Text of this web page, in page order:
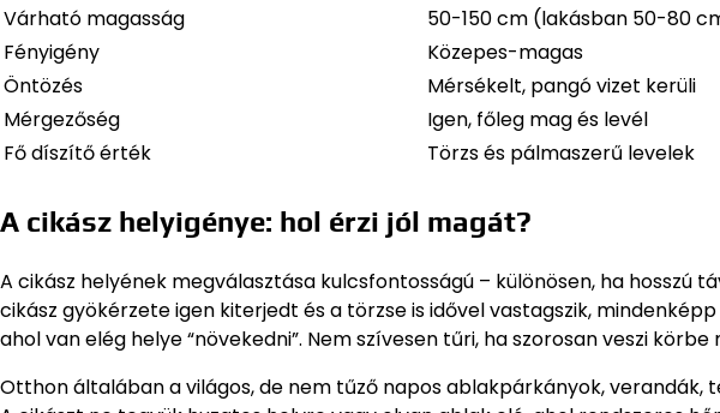
Várható magasság
50-150 cm (lakásban 50-80
Fényigény
Közepes-magas
Öntözés
Mérsékelt, pangó vizet kerüli
Mérgezőség
Igen, főleg mag és levél
Fő díszítő érték
Törzs és pálmaszerű levelek
A cikász helyigénye: hol érzi jól magát?
A cikász helyének megválasztása kulcsfontosságú – különösen, ha hosszú
cikász gyökérzete igen kiterjedt és a törzse is idővel vastagszik,
ahol van elég helye “növekedni”. Nem szívesen tűri, ha szorosan veszi
Otthon általában a világos, de nem tűző napos ablakpárkányok, verandák,